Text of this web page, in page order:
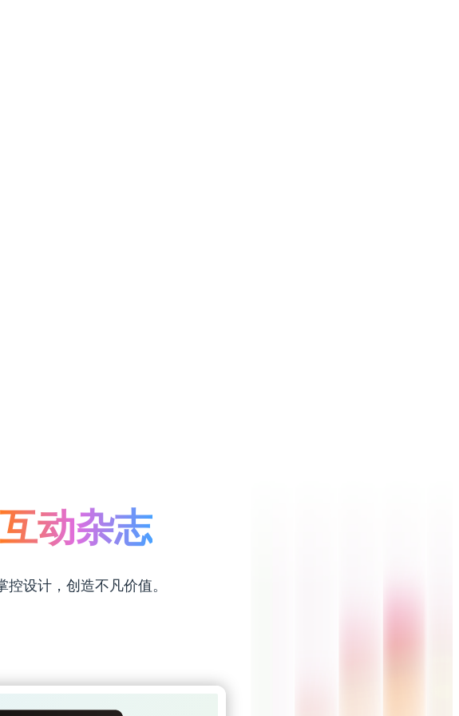
互动杂志
微场景
动图视频
设计，创造不凡价值。